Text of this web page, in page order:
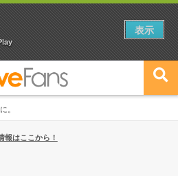
。
年上半期編発表！
報はここから！
表示